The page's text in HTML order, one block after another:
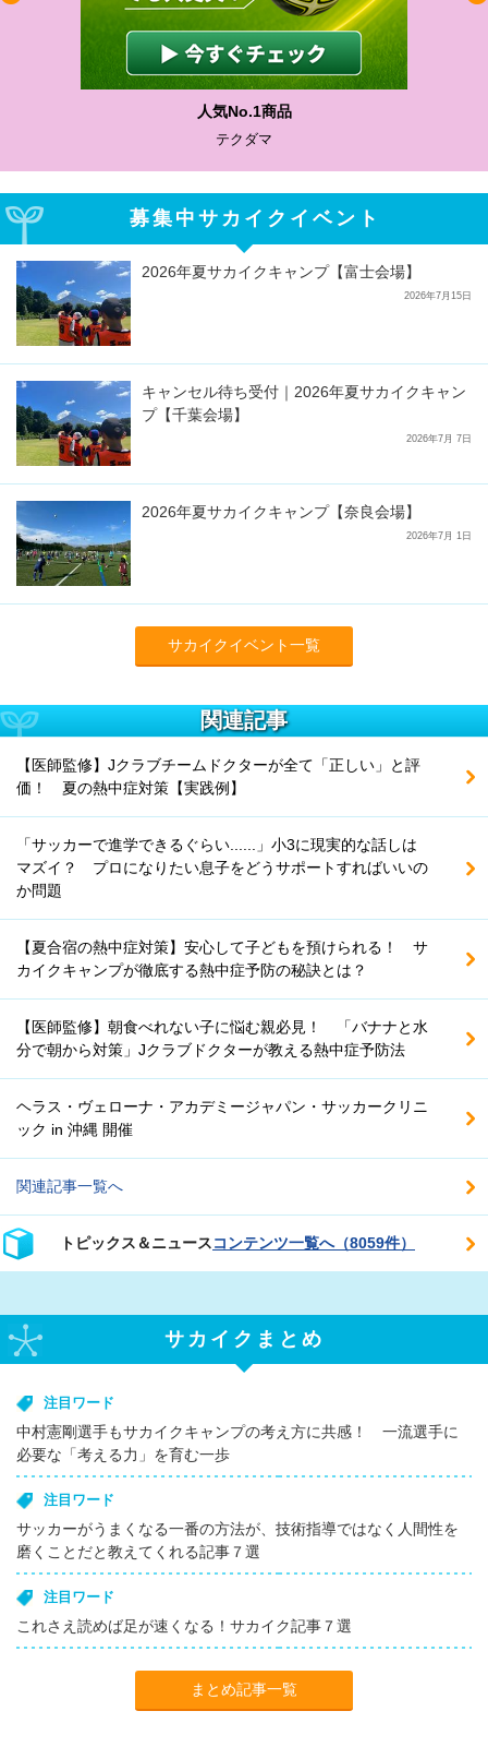
人気No.1商品
テクダマ
募集中サカイクイベント
2026年夏サカイクキャンプ【富士会場】
2026年7月15日
キャンセル待ち受付｜2026年夏サカイクキャン
プ【千葉会場】
2026年7月 7日
2026年夏サカイクキャンプ【奈良会場】
2026年7月 1日
サカイクイベント一覧
関連記事
【医師監修】Jクラブチームドクターが全て「正しい」と評
価！ 夏の熱中症対策【実践例】
「サッカーで進学できるぐらい......」小3に現実的な話しは
マズイ？ プロになりたい息子をどうサポートすればいいの
か問題
【夏合宿の熱中症対策】安心して子どもを預けられる！ サ
カイクキャンプが徹底する熱中症予防の秘訣とは？
【医師監修】朝食べれない子に悩む親必見！ 「バナナと水
分で朝から対策」Jクラブドクターが教える熱中症予防法
ヘラス・ヴェローナ・アカデミージャパン・サッカークリニ
ック in 沖縄 開催
関連記事一覧へ
トピックス＆ニュースコンテンツ一覧へ（8059件）
サカイクまとめ
注目ワード
中村憲剛選手もサカイクキャンプの考え方に共感！ 一流選手に
必要な「考える力」を育む一歩
注目ワード
サッカーがうまくなる一番の方法が、技術指導ではなく人間性を
磨くことだと教えてくれる記事７選
注目ワード
これさえ読めば足が速くなる！サカイク記事７選
まとめ記事一覧